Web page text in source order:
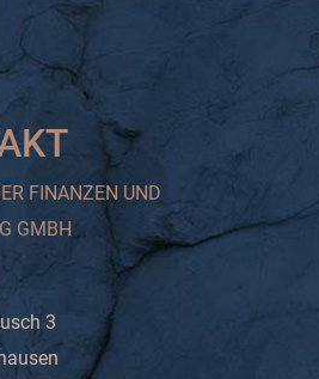
FINANZEN UND
GMBH
3